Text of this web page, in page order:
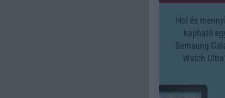
Hol és
kapható
Samsung
Watch